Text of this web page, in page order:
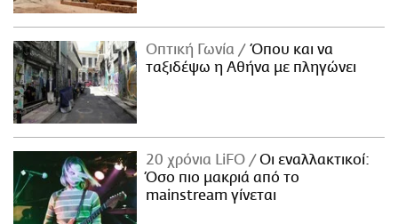
Οπτική Γωνία
Όπου και να
ταξιδέψω η Αθήνα με πληγώνει
20 χρόνια LiFO
Οι εναλλακτικοί:
Όσο πιο μακριά από το
mainstream γίνεται